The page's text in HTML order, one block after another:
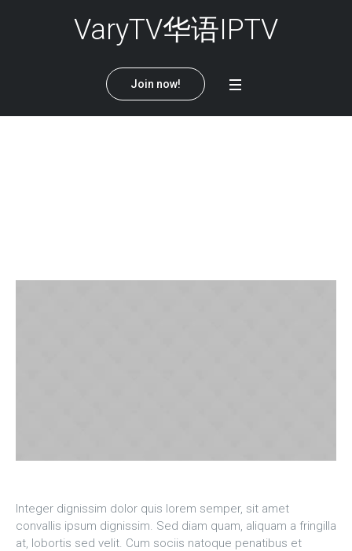
VaryTV华语IPTV
Join now!
Integer dignissim dolor quis lorem semper, sit amet
convallis ipsum dignissim. Sed diam quam, aliquam a fringilla
at, lobortis sed velit. Cum sociis natoque penatibus et